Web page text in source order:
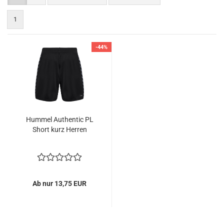
1
-44%
Hummel Authentic PL
Short kurz Herren
Ab nur 13,75 EUR